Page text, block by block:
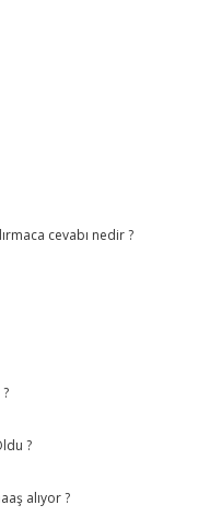
cevabı nedir ?
?
alıyor ?